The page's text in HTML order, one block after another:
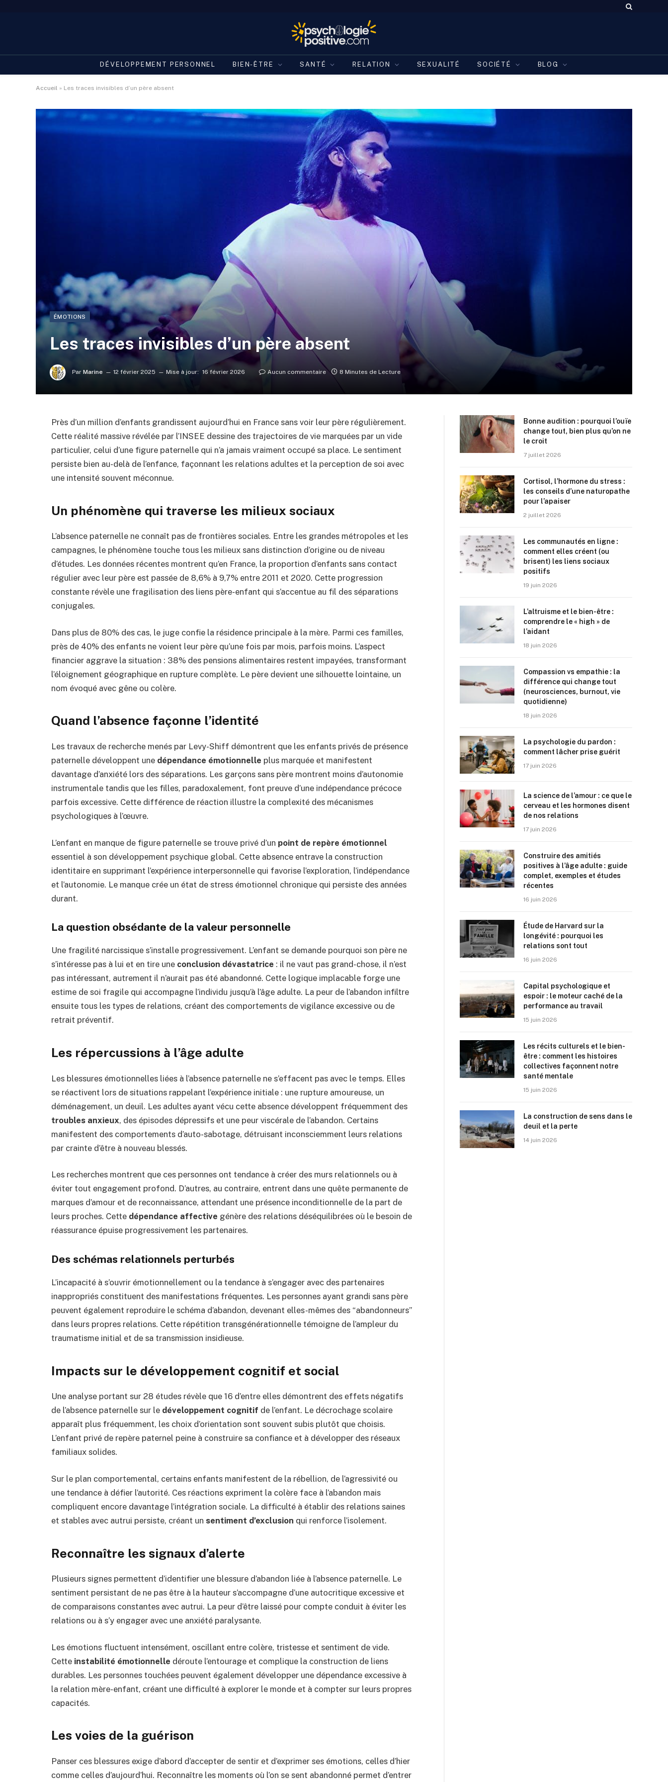
DÉVELOPPEMENT PERSONNEL BIEN-ÊTRE SANTÉ RELATION SEXUALITÉ SOCIÉTÉ BLOG
Accueil » Les traces invisibles d’un père absent
ÉMOTIONS
Les traces invisibles d’un père absent
Par Marine 12 février 2025 Mise à jour: 16 février 2026 Aucun commentaire 8 Minutes de Lecture
Près d’un million d’enfants grandissent aujourd’hui en France sans voir leur père régulièrement.
Cette réalité massive révélée par l’INSEE dessine des trajectoires de vie marquées par un vide
particulier, celui d’une figure paternelle qui n’a jamais vraiment occupé sa place. Le sentiment
persiste bien au-delà de l’enfance, façonnant les relations adultes et la perception de soi avec
une intensité souvent méconnue.
Un phénomène qui traverse les milieux sociaux
L’absence paternelle ne connaît pas de frontières sociales. Entre les grandes métropoles et les
campagnes, le phénomène touche tous les milieux sans distinction d’origine ou de niveau
d’études. Les données récentes montrent qu’en France, la proportion d’enfants sans contact
régulier avec leur père est passée de 8,6% à 9,7% entre 2011 et 2020. Cette progression
constante révèle une fragilisation des liens père-enfant qui s’accentue au fil des séparations
conjugales.
Dans plus de 80% des cas, le juge confie la résidence principale à la mère. Parmi ces familles,
près de 40% des enfants ne voient leur père qu’une fois par mois, parfois moins. L’aspect
financier aggrave la situation : 38% des pensions alimentaires restent impayées, transformant
l’éloignement géographique en rupture complète. Le père devient une silhouette lointaine, un
nom évoqué avec gêne ou colère.
Quand l’absence façonne l’identité
Les travaux de recherche menés par Levy-Shiff démontrent que les enfants privés de présence
paternelle développent une dépendance émotionnelle plus marquée et manifestent
davantage d’anxiété lors des séparations. Les garçons sans père montrent moins d’autonomie
instrumentale tandis que les filles, paradoxalement, font preuve d’une indépendance précoce
parfois excessive. Cette différence de réaction illustre la complexité des mécanismes
psychologiques à l’œuvre.
L’enfant en manque de figure paternelle se trouve privé d’un point de repère émotionnel
essentiel à son développement psychique global. Cette absence entrave la construction
identitaire en supprimant l’expérience interpersonnelle qui favorise l’exploration, l’indépendance
et l’autonomie. Le manque crée un état de stress émotionnel chronique qui persiste des années
durant.
La question obsédante de la valeur personnelle
Une fragilité narcissique s’installe progressivement. L’enfant se demande pourquoi son père ne
s’intéresse pas à lui et en tire une conclusion dévastatrice : il ne vaut pas grand-chose, il n’est
pas intéressant, autrement il n’aurait pas été abandonné. Cette logique implacable forge une
estime de soi fragile qui accompagne l’individu jusqu’à l’âge adulte. La peur de l’abandon infiltre
ensuite tous les types de relations, créant des comportements de vigilance excessive ou de
retrait préventif.
Les répercussions à l’âge adulte
Les blessures émotionnelles liées à l’absence paternelle ne s’effacent pas avec le temps. Elles
se réactivent lors de situations rappelant l’expérience initiale : une rupture amoureuse, un
déménagement, un deuil. Les adultes ayant vécu cette absence développent fréquemment des
troubles anxieux, des épisodes dépressifs et une peur viscérale de l’abandon. Certains
manifestent des comportements d’auto-sabotage, détruisant inconsciemment leurs relations
par crainte d’être à nouveau blessés.
Les recherches montrent que ces personnes ont tendance à créer des murs relationnels ou à
éviter tout engagement profond. D’autres, au contraire, entrent dans une quête permanente de
marques d’amour et de reconnaissance, attendant une présence inconditionnelle de la part de
leurs proches. Cette dépendance affective génère des relations déséquilibrées où le besoin de
réassurance épuise progressivement les partenaires.
Des schémas relationnels perturbés
L’incapacité à s’ouvrir émotionnellement ou la tendance à s’engager avec des partenaires
inappropriés constituent des manifestations fréquentes. Les personnes ayant grandi sans père
peuvent également reproduire le schéma d’abandon, devenant elles-mêmes des “abandonneurs”
dans leurs propres relations. Cette répétition transgénérationnelle témoigne de l’ampleur du
traumatisme initial et de sa transmission insidieuse.
Impacts sur le développement cognitif et social
Une analyse portant sur 28 études révèle que 16 d’entre elles démontrent des effets négatifs
de l’absence paternelle sur le développement cognitif de l’enfant. Le décrochage scolaire
apparaît plus fréquemment, les choix d’orientation sont souvent subis plutôt que choisis.
L’enfant privé de repère paternel peine à construire sa confiance et à développer des réseaux
familiaux solides.
Sur le plan comportemental, certains enfants manifestent de la rébellion, de l’agressivité ou
une tendance à défier l’autorité. Ces réactions expriment la colère face à l’abandon mais
compliquent encore davantage l’intégration sociale. La difficulté à établir des relations saines
et stables avec autrui persiste, créant un sentiment d’exclusion qui renforce l’isolement.
Reconnaître les signaux d’alerte
Plusieurs signes permettent d’identifier une blessure d’abandon liée à l’absence paternelle. Le
sentiment persistant de ne pas être à la hauteur s’accompagne d’une autocritique excessive et
de comparaisons constantes avec autrui. La peur d’être laissé pour compte conduit à éviter les
relations ou à s’y engager avec une anxiété paralysante.
Les émotions fluctuent intensément, oscillant entre colère, tristesse et sentiment de vide.
Cette instabilité émotionnelle déroute l’entourage et complique la construction de liens
durables. Les personnes touchées peuvent également développer une dépendance excessive à
la relation mère-enfant, créant une difficulté à explorer le monde et à compter sur leurs propres
capacités.
Les voies de la guérison
Panser ces blessures exige d’abord d’accepter de sentir et d’exprimer ses émotions, celles d’hier
comme celles d’aujourd’hui. Reconnaître les moments où l’on se sent abandonné permet d’entrer
Bonne audition : pourquoi l’ouïe
change tout, bien plus qu’on ne
le croit
7 juillet 2026
Cortisol, l’hormone du stress :
les conseils d’une naturopathe
pour l’apaiser
2 juillet 2026
Les communautés en ligne :
comment elles créent (ou
brisent) les liens sociaux
positifs
19 juin 2026
L’altruisme et le bien-être :
comprendre le « high » de
l’aidant
18 juin 2026
Compassion vs empathie : la
différence qui change tout
(neurosciences, burnout, vie
quotidienne)
18 juin 2026
La psychologie du pardon :
comment lâcher prise guérit
17 juin 2026
La science de l’amour : ce que le
cerveau et les hormones disent
de nos relations
17 juin 2026
Construire des amitiés
positives à l’âge adulte : guide
complet, exemples et études
récentes
16 juin 2026
Étude de Harvard sur la
longévité : pourquoi les
relations sont tout
16 juin 2026
Capital psychologique et
espoir : le moteur caché de la
performance au travail
15 juin 2026
Les récits culturels et le bien-
être : comment les histoires
collectives façonnent notre
santé mentale
15 juin 2026
La construction de sens dans le
deuil et la perte
14 juin 2026